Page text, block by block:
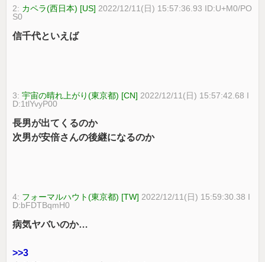
2: カペラ(西日本) [US] 2022/12/11(日) 15:57:36.93 ID:U+M0/PO
S0
信千代といえば
3:宇宙の晴れ上がり(東京都) [CN] 2022/12/11(日) 15:57:42.68 I
D:1tlYvyP00
長男が出てくるのか
次男が安倍さんの後継になるのか
4: フォーマルハウト(東京都) [TW] 2022/12/11(日) 15:59:30.38 I
D:bFDTBqmH0
病気ヤバいのか…
>>3